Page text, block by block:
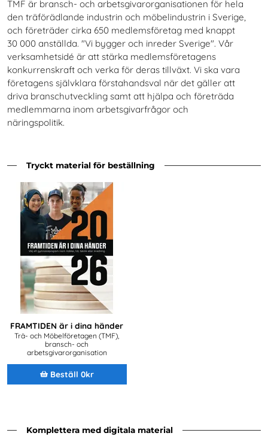
TMF är bransch- och arbetsgivarorganisationen för hela
den träförädlande industrin och möbelindustrin i Sverige,
och företräder cirka 650 medlemsföretag med knappt
30 000 anställda. "Vi bygger och inreder Sverige". Vår
verksamhetsidé är att stärka medlemsföretagens
konkurrenskraft och verka för deras tillväxt. Vi ska vara
företagens självklara förstahandsval när det gäller att
driva branschutveckling samt att hjälpa och företräda
medlemmarna inom arbetsgivarfrågor och
näringspolitik.
Tryckt material för beställning
FRAMTIDEN är i dina händer
Trä- och Möbelföretagen (TMF),
bransch- och
arbetsgivarorganisation
Beställ 0kr
Komplettera med digitala material